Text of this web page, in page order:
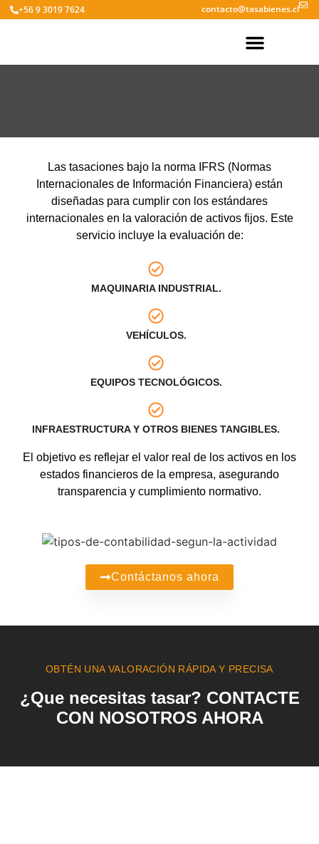
+56 9 3019 7624 contacto@tasabienes.cl
Las tasaciones bajo la norma IFRS (Normas
Internacionales de Información Financiera) están
diseñadas para cumplir con los estándares
internacionales en la valoración de activos fijos. Este
servicio incluye la evaluación de:
MAQUINARIA INDUSTRIAL.
VEHÍCULOS.
EQUIPOS TECNOLÓGICOS.
INFRAESTRUCTURA Y OTROS BIENES TANGIBLES.
El objetivo es reflejar el valor real de los activos en los
estados financieros de la empresa, asegurando
transparencia y cumplimiento normativo.
Contáctanos ahora
OBTÉN UNA VALORACIÓN RÁPIDA Y PRECISA
¿Que necesitas tasar? CONTACTE
CON NOSOTROS AHORA